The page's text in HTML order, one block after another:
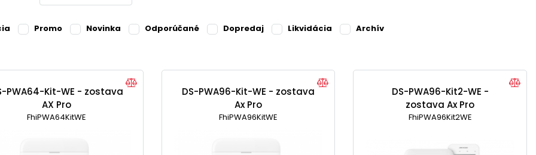
Promo Novinka Odporúčané Dopredaj Likvidácia Archív
PWA64-Kit-WE - zostava
AX Pro
FhiPWA64KitWE
DS-PWA96-Kit-WE - zostava
Ax Pro
FhiPWA96KitWE
DS-PWA96-Kit2-WE -
zostava Ax Pro
FhiPWA96Kit2WE